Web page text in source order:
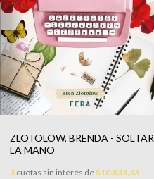
ZLOTOLOW, BRENDA - SOLTAR
LA MANO
3 cuotas sin interés de$10.833,33